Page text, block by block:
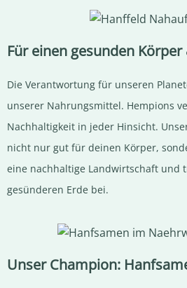
Für einen gesunden
Die Verantwortung für unseren
unserer Nahrungsmittel. Hempions
Nachhaltigkeit in jeder Hinsicht.
nicht nur gut für deinen Körper,
eine nachhaltige Landwirtschaft und
gesünderen Erde bei.
Unser Champion: